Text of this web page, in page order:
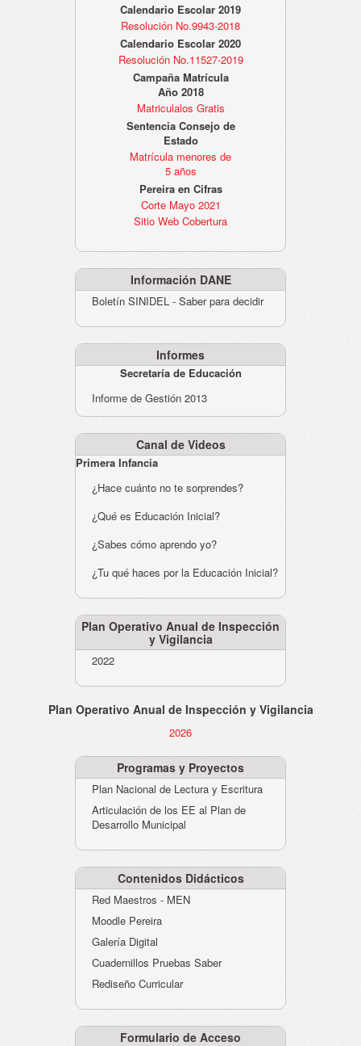
Calendario Escolar 2019
Resolución No.9943-2018
Calendario Escolar 2020
Resolución No.11527-2019
Campaña Matrícula
Año 2018
Matriculalos Gratis
Sentencia Consejo de
Estado
Matrícula menores de
5 años
Pereira en Cifras
Corte Mayo 2021
Sitio Web Cobertura
Información DANE
Boletín SINIDEL - Saber para decidir
Informes
Secretaría de Educación
Informe de Gestión 2013
Canal de Videos
Primera Infancia
¿Hace cuánto no te sorprendes?
¿Qué es Educación Inicial?
¿Sabes cómo aprendo yo?
¿Tu qué haces por la Educación Inicial?
Plan Operativo Anual de Inspección
y Vigilancia
2022
Plan Operativo Anual de Inspección y Vigilancia
2026
Programas y Proyectos
Plan Nacional de Lectura y Escritura
Articulación de los EE al Plan de
Desarrollo Municipal
Contenidos Didácticos
Red Maestros - MEN
Moodle Pereira
Galería Digital
Cuadernillos Pruebas Saber
Rediseño Curricular
Formulario de Acceso